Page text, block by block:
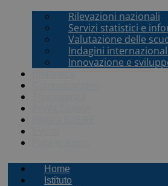
Rilevazioni nazionali
Servizi statistici e
Valutazione delle
Indagini
Innovazione e
Home
Istituto